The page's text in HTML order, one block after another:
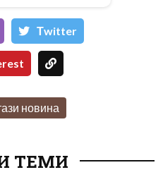
Тwitter
новина
ТЕМИ